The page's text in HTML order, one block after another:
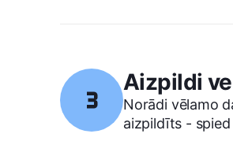
Aizpildi
Norādi vēlamo
aizpildīts - spied